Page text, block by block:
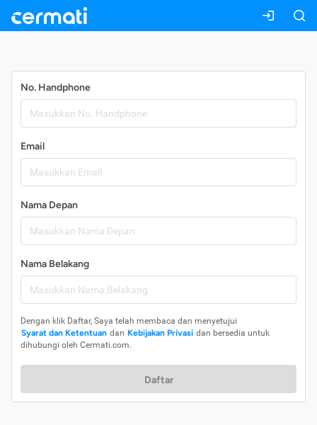
No. Handphone
Email
Nama Depan
Nama Belakang
Dengan klik Daftar, Saya telah membaca dan menyetujui
Syarat dan Ketentuan dan Kebijakan Privasi dan bersedia untuk
dihubungi oleh Cermati.com.
Daftar